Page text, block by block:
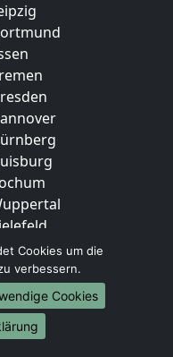
Cookies um die
verbessern.
Cookies